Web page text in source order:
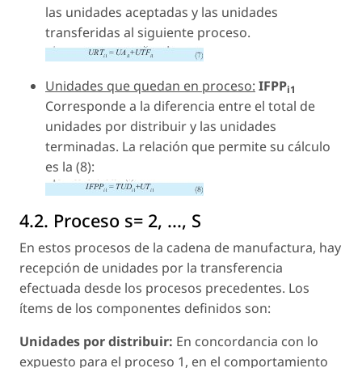
las unidades aceptadas y las unidades
transferidas al siguiente proceso.
Unidades que quedan en proceso: IFPPi1
Corresponde a la diferencia entre el total de
unidades por distribuir y las unidades
terminadas. La relación que permite su cálculo
es la (8):
4.2. Proceso s= 2, ..., S
En estos procesos de la cadena de manufactura, hay
recepción de unidades por la transferencia
efectuada desde los procesos precedentes. Los
ítems de los componentes definidos son:
Unidades por distribuir: En concordancia con lo
expuesto para el proceso 1, en el comportamiento